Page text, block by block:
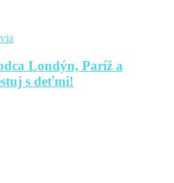
Londýn, Paríž a
s deťmi!